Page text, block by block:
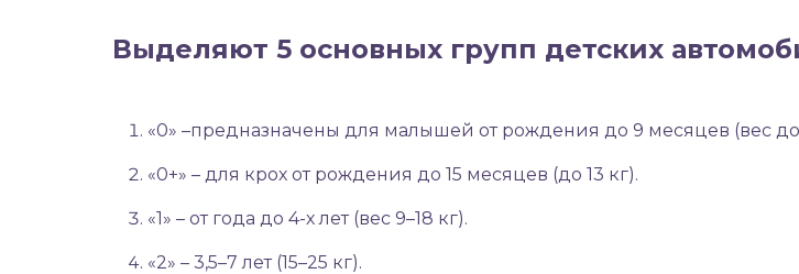
Выделяют 5 основных групп детских
«0» –предназначены для малышей от рождения до 9 месяцев (вес до
«0+» – для крох от рождения до 15 месяцев (до 13 кг).
«1» – от года до 4-х лет (вес 9–18 кг).
«2» – 3,5–7 лет (15–25 кг).